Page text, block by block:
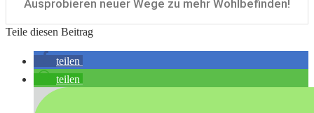
Ausprobieren neuer Wege zu mehr Wohlbefinden!
Teile diesen Beitrag
teilen
teilen